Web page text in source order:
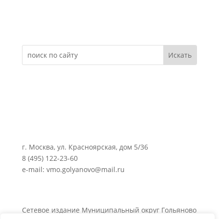
г. Москва, ул. Красноярская, дом 5/36
8 (495) 122-23-60
e-mail: vmo.golyanovo@mail.ru
Сетевое издание Муниципальный округ Гольяново